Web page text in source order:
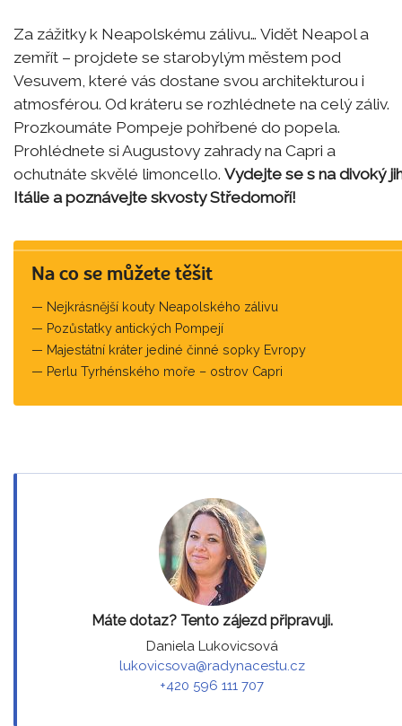
Za zážitky k Neapolskému zálivu… Vidět Neapol a
zemřít – projdete se starobylým městem pod
Vesuvem, které vás dostane svou architekturou i
atmosférou. Od kráteru se rozhlédnete na celý záliv.
Prozkoumáte Pompeje pohřbené do popela.
Prohlédnete si Augustovy zahrady na Capri a
ochutnáte skvělé limoncello. Vydejte se s na divoký
Itálie a poznávejte skvosty Středomoří!
Na co se můžete těšit
Nejkrásnější kouty Neapolského zálivu
Pozůstatky antických Pompejí
Majestátní kráter jediné činné sopky Evropy
Perlu Tyrhénského moře – ostrov Capri
Máte dotaz? Tento zájezd připravuji.
Daniela Lukovicsová
lukovicsova@radynacestu.cz
+420 596 111 707